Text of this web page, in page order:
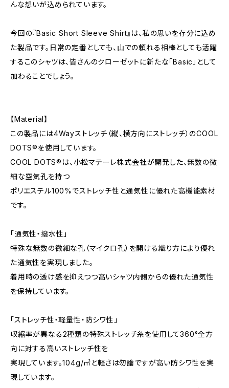
んな想いが込められています。
今回の『Basic Short Sleeve Shirt』は、私の思いを存分に込め
た製品です。日常の定番としても、山での頼れる相棒としても活躍
するこのシャツは、皆さんのクローゼットに新たな「Basic」として
加わることでしょう。
【Material】
この製品には4Wayストレッチ（縦、横方向にストレッチ）のCOOL
DOTS®を使用しています。
COOL DOTS®は、小松マテーレ株式会社が開発した、無数の微
細な空気孔を持つ
ポリエステル100%でストレッチ性と通気性に優れた高機能素材
です。
「通気性・撥水性」
特殊な無数の微細な孔（マイクロ孔）を開ける織り方により優れ
た通気性を実現しました。
着用時の透け感を抑えつつ高いシャツ内側からの優れた通気性
を保持しています。
「ストレッチ性・軽量性・防シワ性」
収縮率が異なる2種類の特殊ストレッチ糸を使用して360°全方
向に対する高いストレッチ性を
実現しています。104g/㎡と軽さは勿論ですが高い防シワ性を実
現しています。